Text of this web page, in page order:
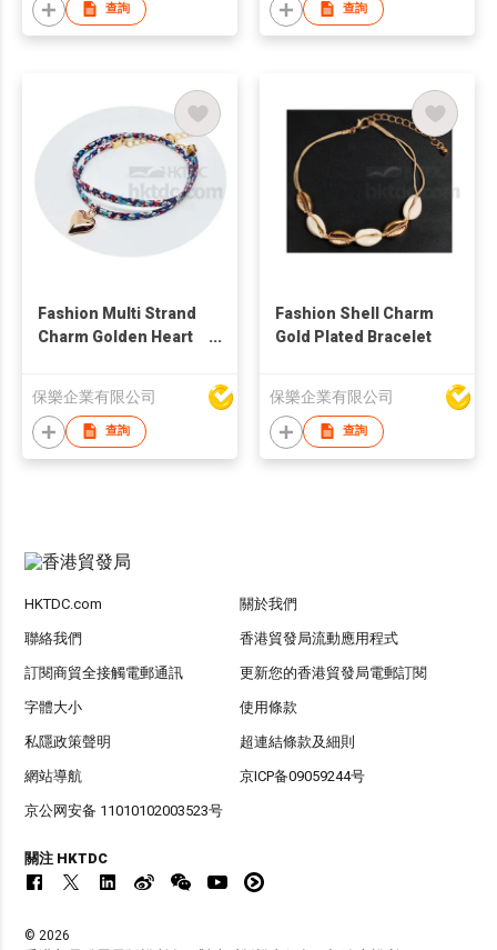
查詢 查詢
Fashion Multi Strand
Charm Golden Heart
保樂企業有限公司
查詢
Fashion Shell Charm
Gold Plated Bracelet
保樂企業有限公司
查詢
HKTDC.com 關於我們
聯絡我們 香港貿發局流動應用程式
訂閱商貿全接觸電郵通訊 更新您的香港貿發局電郵訂閱
字體大小 使用條款
私隱政策聲明 超連結條款及細則
網站導航 京ICP备09059244号
京公网安备 11010102003523号
關注 HKTDC
© 2026